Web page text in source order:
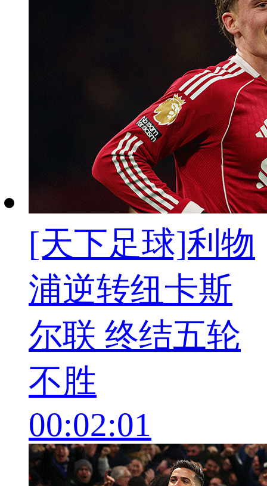
[天下足球]利物
浦逆转纽卡斯
尔联 终结五轮
不胜
00:02:01